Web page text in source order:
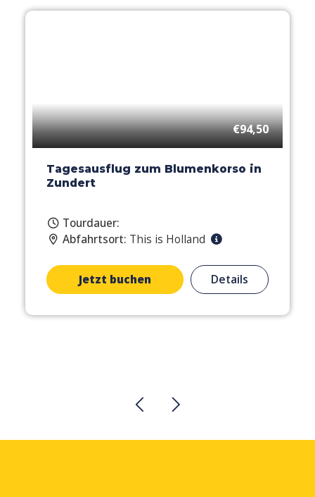
€94,50
Tagesausflug zum Blumenkorso in
Zundert
Tourdauer:
Abfahrtsort: This is Holland
Jetzt buchen Details